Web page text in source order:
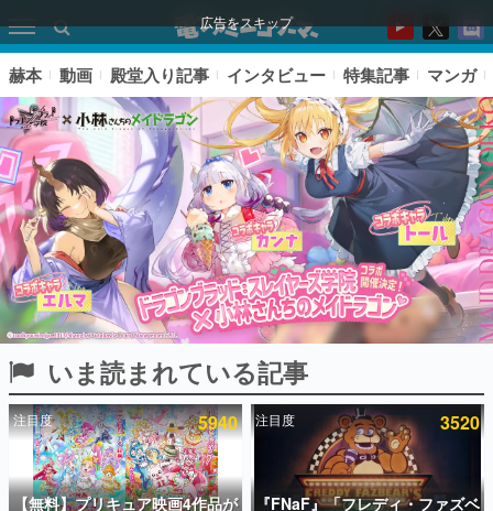
広告をスキップ
ピックアップ
電ファミのいま読まれている記事ランキング
アプリセール情報
赫本 動画 殿堂入り記事 インタビュー 特集記事 マンガ
いま読まれている記事
注目度 5940
【無料】プリキュア映画4作品が
注目度 3520
『FNaF』「フレディ・ファズベ